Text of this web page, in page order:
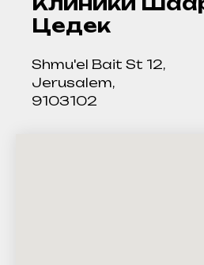
Цедек
Shmu'el Bait St 12,
Jerusalem,
9103102